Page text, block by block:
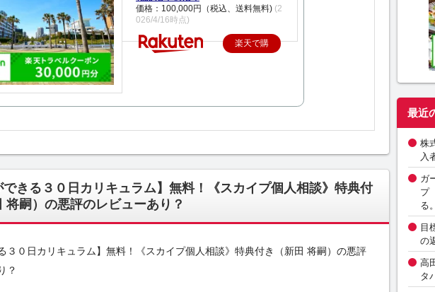
価格：100,000円（税込、送料無料) (2
026/4/16時点)
楽天で購
できる３０日カリキュラム】無料！《スカイプ個人相談》特典付
将嗣）の悪評のレビューあり？
３０日カリキュラム】無料！《スカイプ個人相談》特典付き（新田 将嗣）の悪評
？
最近
株
入
ガ
プ
る
目
の
高
タ